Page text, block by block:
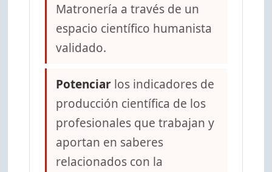
Matronería a través de un
espacio científico humanista
validado.
Potenciar los indicadores de
producción científica de los
profesionales que trabajan y
aportan en saberes
relacionados con la